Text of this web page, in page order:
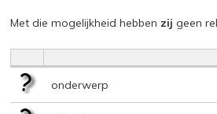
Met die mogelijkheid hebben zij geen
onderwerp